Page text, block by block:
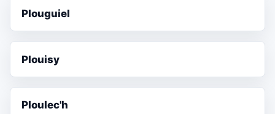
Plouguiel
Plouisy
Ploulec'h